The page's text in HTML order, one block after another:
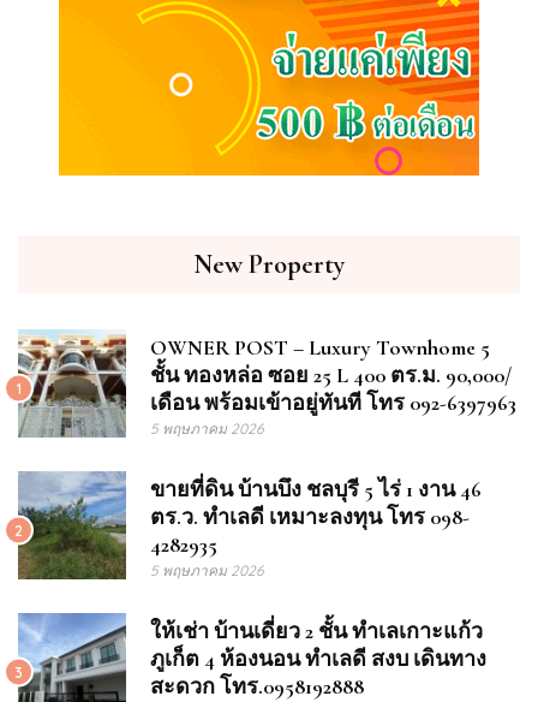
New Property
1
OWNER POST – Luxury Townhome 5
ชั้น ทองหล่อ ซอย 25 L 400 ตร.ม. 90,000/
เดือน พร้อมเข้าอยู่ทันที โทร 092-6397963
5 พฤษภาคม 2026
2
ขายที่ดิน บ้านบึง ชลบุรี 5 ไร่ 1 งาน 46
ตร.ว. ทำเลดี เหมาะลงทุน โทร 098-
4282935
5 พฤษภาคม 2026
3
ให้เช่า บ้านเดี่ยว 2 ชั้น ทำเลเกาะแก้ว
ภูเก็ต 4 ห้องนอน ทำเลดี สงบ เดินทาง
สะดวก โทร.0958192888